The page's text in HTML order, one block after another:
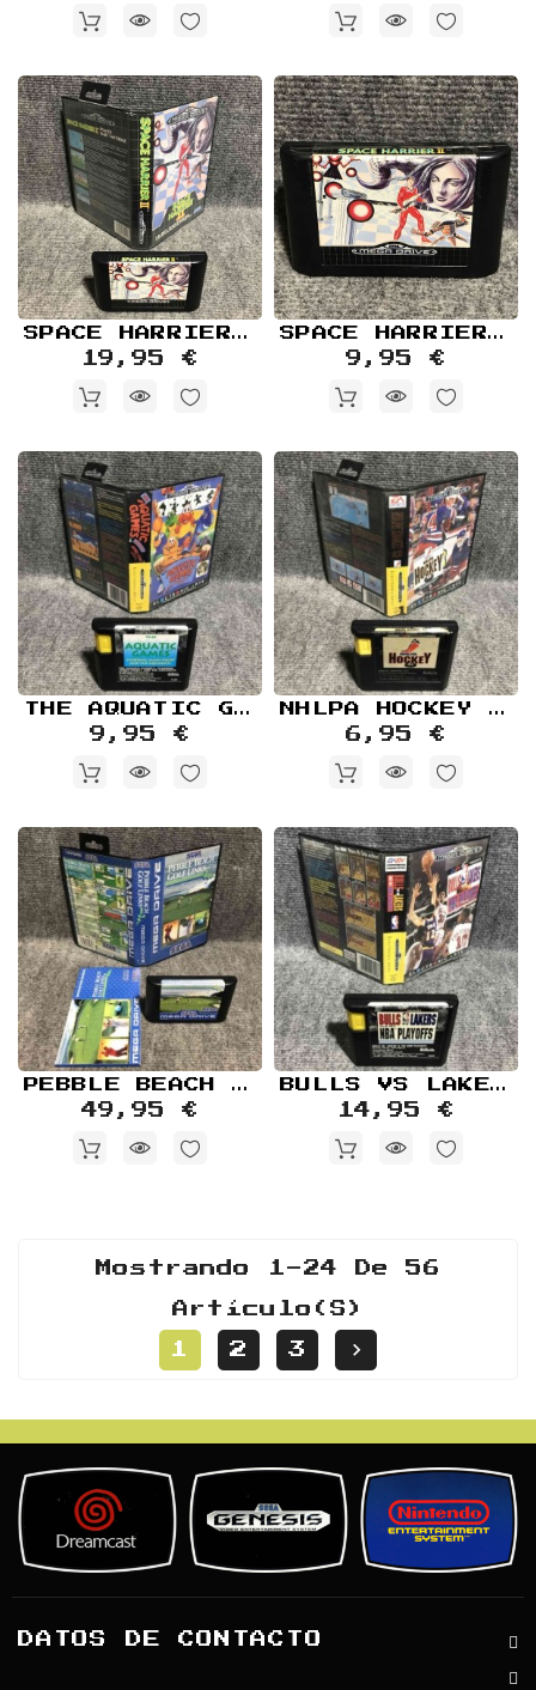
SPACE HARRIER II SEGA MEGA DRIVE
19,95 €
SPACE HARRIER II SEGA MEGA DRIVE
9,95 €
THE AQUATIC GAMES SEGA MEGA DRIVE
9,95 €
NHLPA HOCKEY 93 SEGA MEGA DRIVE
6,95 €
PEBBLE BEACH GOLF LINKS SEGA MEGA DRIVE
49,95 €
BULLS VS LAKERS NBA PLAYOFFS SEGA MEGA DRIVE
14,95 €
Mostrando 1-24 De 56
Artículo(s)
1 2 3 
DATOS DE CONTACTO